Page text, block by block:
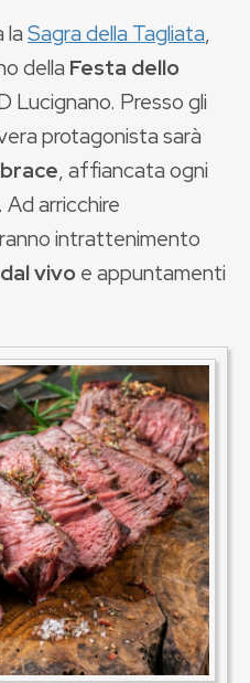
laSagra della Tagliata,
della Festa dello
Lucignano. Presso gli
protagonista sarà
, affiancata ogni
arricchire
intrattenimento
vivoe appuntamenti